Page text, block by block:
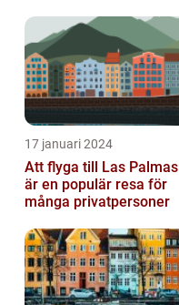
17 januari 2024
Att flyga till Las Palmas
är en populär resa för
många privatpersoner